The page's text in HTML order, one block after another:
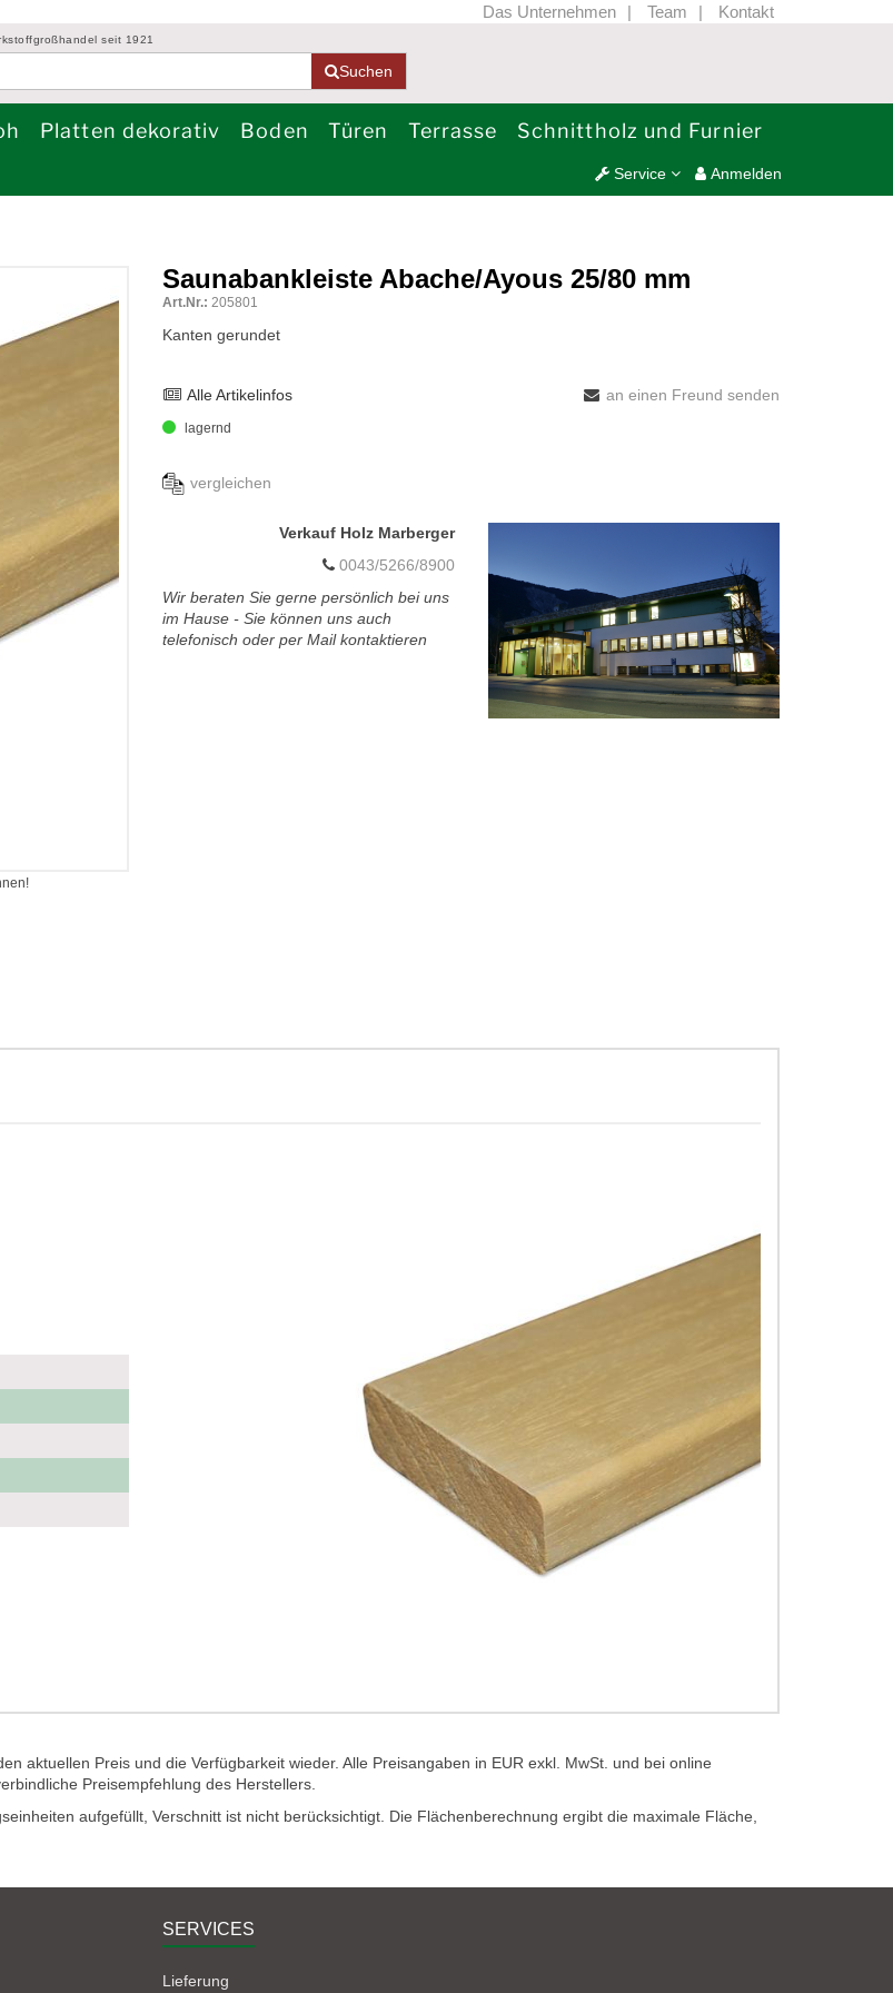
Das Unternehmen Team Kontakt
seit 1921
Suchen
Platten dekorativ Boden Türen Terrasse Schnittholz und Furnier
Anmelden
Service
Saunabankleiste Abache/Ayous 25/80 mm
Art.Nr.: 205801
Kanten gerundet
Alle Artikelinfos an einen Freund senden
lagernd
vergleichen
Verkauf Holz Marberger
0043/5266/8900
Wir beraten Sie gerne persönlich bei uns
im Hause - Sie können uns auch
telefonisch oder per Mail kontaktieren
aktuellen Preis und die Verfügbarkeit wieder. Alle Preisangaben in EUR exkl. MwSt. und bei online
Preisempfehlung des Herstellers.
aufgefüllt, Verschnitt ist nicht berücksichtigt. Die Flächenberechnung ergibt die maximale Fläche,
SERVICES
Lieferung